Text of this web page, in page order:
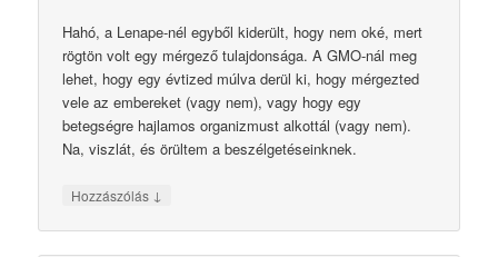
Hahó, a Lenape-nél egyből kiderült, hogy nem oké, mert
rögtön volt egy mérgező tulajdonsága. A GMO-nál meg
lehet, hogy egy évtized múlva derül ki, hogy mérgezted
vele az embereket (vagy nem), vagy hogy egy
betegségre hajlamos organizmust alkottál (vagy nem).
Na, viszlát, és örültem a beszélgetéseinknek.
Hozzászólás ↓